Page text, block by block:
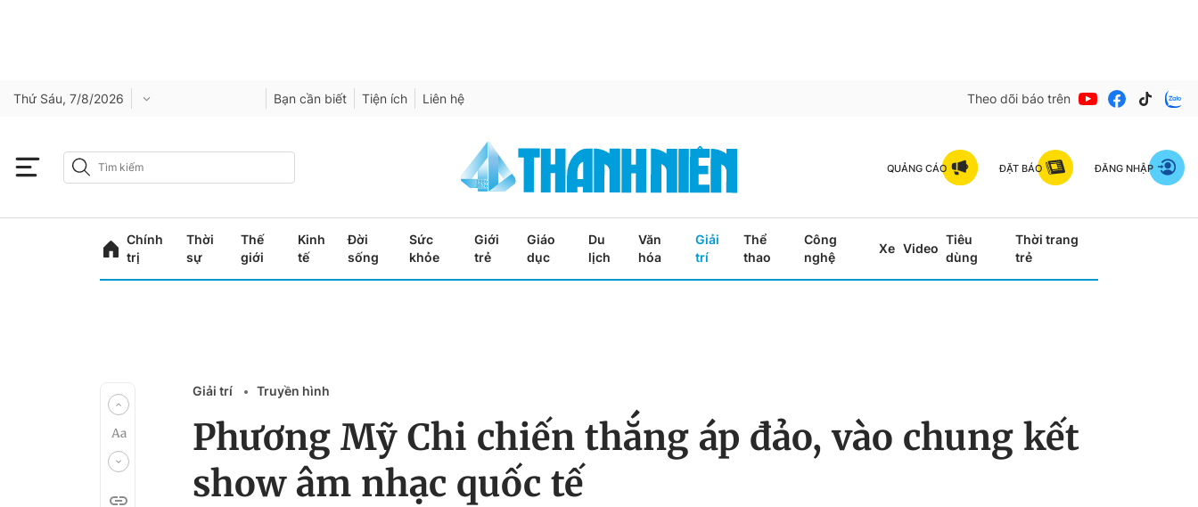
Thứ Sáu, 7/8/2026 Bạn cần biết Tiện ích Liên hệ Theo dõi báo trên
QUẢNG CÁO ĐẶT BÁO ĐĂNG NHẬP
Chính
trị
Thời
sự
Thế
giới
Kinh
tế
Đời
sống
Sức
khỏe
Giới
trẻ
Giáo
dục
Du
lịch
Văn
hóa
Giải
trí
Thể
thao
Công
nghệ
Xe Video
Tiêu
dùng
Thời trang
trẻ
Giải trí Truyền hình
Phương Mỹ Chi chiến thắng áp đảo, vào chung kết
show âm nhạc quốc tế